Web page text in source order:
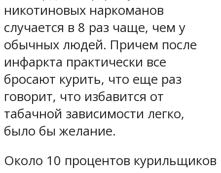
никотиновых наркоманов
случается в 8 раз чаще, чем у
обычных людей. Причем после
инфаркта практически все
бросают курить, что еще раз
говорит, что избавится от
табачной зависимости легко,
было бы желание.
Около 10 процентов курильщиков